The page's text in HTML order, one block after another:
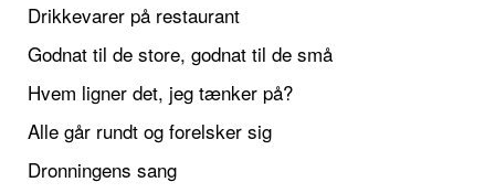
Drikkevarer på restaurant
Godnat til de store, godnat til de små
Hvem ligner det, jeg tænker på?
Alle går rundt og forelsker sig
Dronningens sang